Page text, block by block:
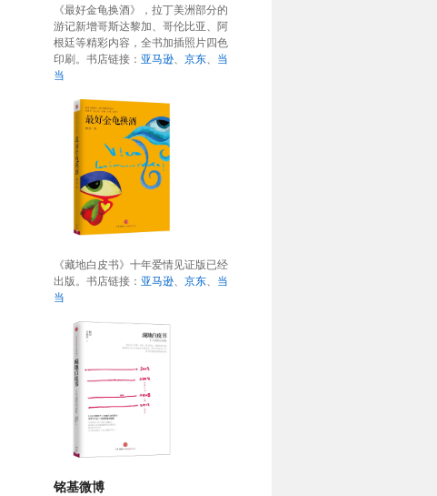
《最好金龟换酒》，拉丁美洲部分的
游记新增哥斯达黎加、哥伦比亚、阿
根廷等精彩内容，全书加插照片四色
印刷。书店链接： 亚马逊 京东
当
当
《藏地白皮书》十年爱情见证版已经
出版。书店链接： 亚马逊 京东
当
当
铭基微博